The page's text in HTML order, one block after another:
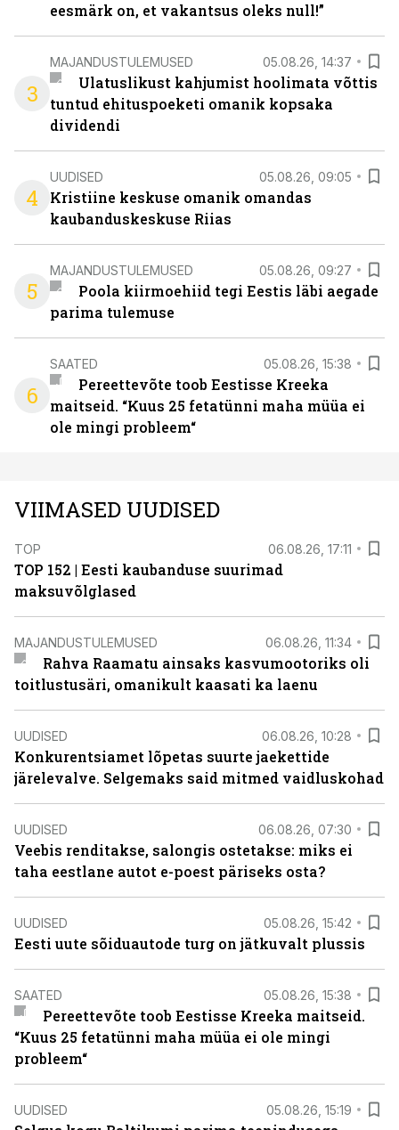
eesmärk on, et vakantsus oleks null!”
3
MAJANDUSTULEMUSED 05.08.26, 14:37
Ulatuslikust kahjumist hoolimata võttis
tuntud ehituspoeketi omanik kopsaka
dividendi
4
UUDISED 05.08.26, 09:05
Kristiine keskuse omanik omandas
kaubanduskeskuse Riias
5
MAJANDUSTULEMUSED 05.08.26, 09:27
Poola kiirmoehiid tegi Eestis läbi aegade
parima tulemuse
6
SAATED 05.08.26, 15:38
Pereettevõte toob Eestisse Kreeka
maitseid. “Kuus 25 fetatünni maha müüa ei
ole mingi probleem“
VIIMASED UUDISED
TOP 06.08.26, 17:11
TOP 152 | Eesti kaubanduse suurimad
maksuvõlglased
MAJANDUSTULEMUSED 06.08.26, 11:34
Rahva Raamatu ainsaks kasvumootoriks oli
toitlustusäri, omanikult kaasati ka laenu
UUDISED 06.08.26, 10:28
Konkurentsiamet lõpetas suurte jaekettide
järelevalve. Selgemaks said mitmed vaidluskohad
UUDISED 06.08.26, 07:30
Veebis renditakse, salongis ostetakse: miks ei
taha eestlane autot e-poest päriseks osta?
UUDISED 05.08.26, 15:42
Eesti uute sõiduautode turg on jätkuvalt plussis
SAATED 05.08.26, 15:38
Pereettevõte toob Eestisse Kreeka maitseid.
“Kuus 25 fetatünni maha müüa ei ole mingi
probleem“
UUDISED 05.08.26, 15:19